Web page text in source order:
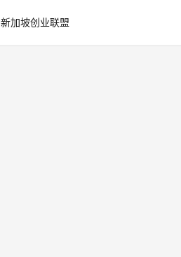
新加坡创业联盟